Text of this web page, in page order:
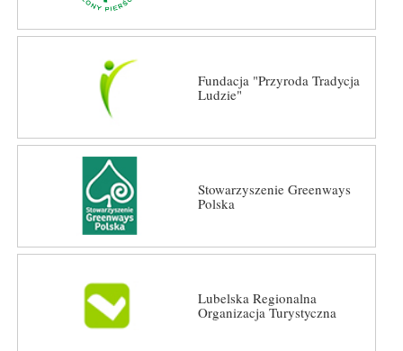
Fundacja "Przyroda Tradycja
Ludzie"
Stowarzyszenie Greenways
Polska
Lubelska Regionalna
Organizacja Turystyczna